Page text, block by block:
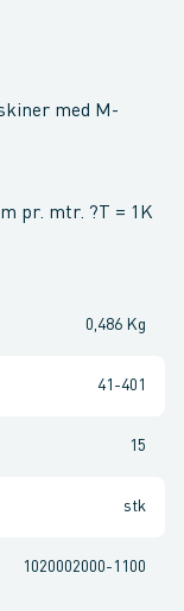
med M-
pr. mtr. ?T = 1K
0,486 Kg
41-401
15
stk
1020002000-1100